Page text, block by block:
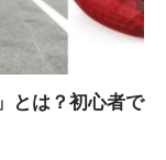
とは？初心者で